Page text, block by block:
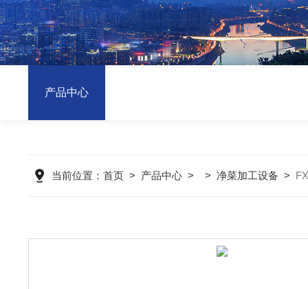
产品中心
当前位置： 首页> 产品中心> > 净菜加工设备 >